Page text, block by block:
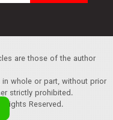
are those of the author
whole or part, without prior
strictly prohibited.
Reserved.